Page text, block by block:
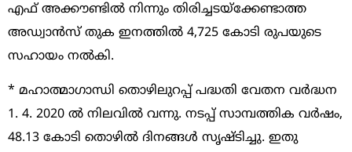
എഫ്‌ അക്കൗണ്ടിൽ നിന്നും തിരിച്ചടയ്ക്കേണ്ടാത്ത
അഡ്വാൻസ് തുക ഇനത്തിൽ 4,725 കോടി രുപയുടെ
സഹായം നൽകി.
* മഹാത്മാഗാന്ധി തൊഴിലുറപ്പ് പദ്ധതി വേതന വർദ്ധന
1. 4. 2020 ൽ നിലവിൽ വന്നു. നടപ്പ് സാമ്പത്തിക വർഷം,
48.13 കോടി തൊഴിൽ ദിനങ്ങൾ സൃഷ്ടിച്ചു. ഇതു